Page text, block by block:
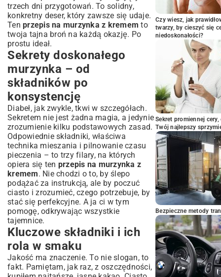
z kremem – gotowy do podbicia serc!
trzech dni przygotowań. To solidny,
konkretny deser, który zawsze się udaje.
Ten przepis na murzynka z kremem to
twoja tajna broń na każdą okazję. Po
prostu ideał.
Sekrety doskonałego
murzynka – od
składników po
konsystencję
Diabeł, jak zwykle, tkwi w szczegółach.
Sekretem nie jest żadna magia, a jedynie
zrozumienie kilku podstawowych zasad.
Odpowiednie składniki, właściwa
technika mieszania i pilnowanie czasu
pieczenia – to trzy filary, na których
opiera się ten przepis na murzynka z
kremem. Nie chodzi o to, by ślepo
podążać za instrukcją, ale by poczuć
ciasto i zrozumieć, czego potrzebuje, by
stać się perfekcyjne. A ja ci w tym
pomogę, odkrywając wszystkie
tajemnice.
Kluczowe składniki i ich
rola w smaku
Jakość ma znaczenie. To nie slogan, to
fakt. Pamiętam, jak raz, z oszczędności,
Czy wiesz, jak
twarzy, by cieszyć się
niedoskonałości?
Sekret promiennej
Twój najlepszy
Bezpieczne metody